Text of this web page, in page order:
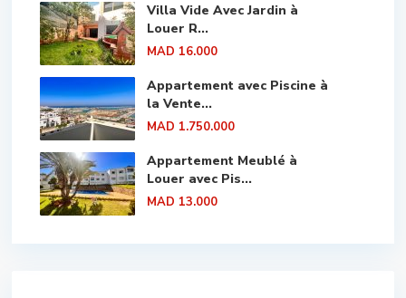
Villa Vide Avec Jardin à
Louer R...
MAD 16.000
Appartement avec Piscine à
la Vente...
MAD 1.750.000
Appartement Meublé à
Louer avec Pis...
MAD 13.000